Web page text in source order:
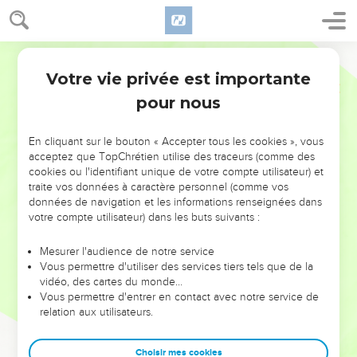
NE MANQUEZ PAS L’ÉVÉNEMENT
DE L’ANNÉE !
ET SI LEURS ERREURS POUVAIENT VOUS ÉVITER LES
VOTRES ?
leur foi ou leur vision. Mais on voit moins les doutes, les erreurs
et les saisons difficiles qu'ils ont traversés, alors même que ce
sont elles qui les ont façonnés.
Dans cette conférence, leaders, entrepreneurs, et responsables
clés pour avancer avec plus de sagesse afin que leurs erreurs
Votre vie privée est importante
pour nous
En cliquant sur le bouton « Accepter tous les cookies », vous
acceptez que TopChrétien utilise des traceurs (comme des
cookies ou l'identifiant unique de votre compte utilisateur) et
traite vos données à caractère personnel (comme vos
données de navigation et les informations renseignées dans
votre compte utilisateur) dans les buts suivants :
Mesurer l'audience de notre service
Vous permettre d'utiliser des services tiers tels que de la
vidéo, des cartes du monde…
Vous permettre d'entrer en contact avec notre service de
relation aux utilisateurs.
Choisir mes cookies